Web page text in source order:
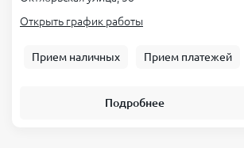
Открыть график работы
Прием наличных Прием платежей
Подробнее